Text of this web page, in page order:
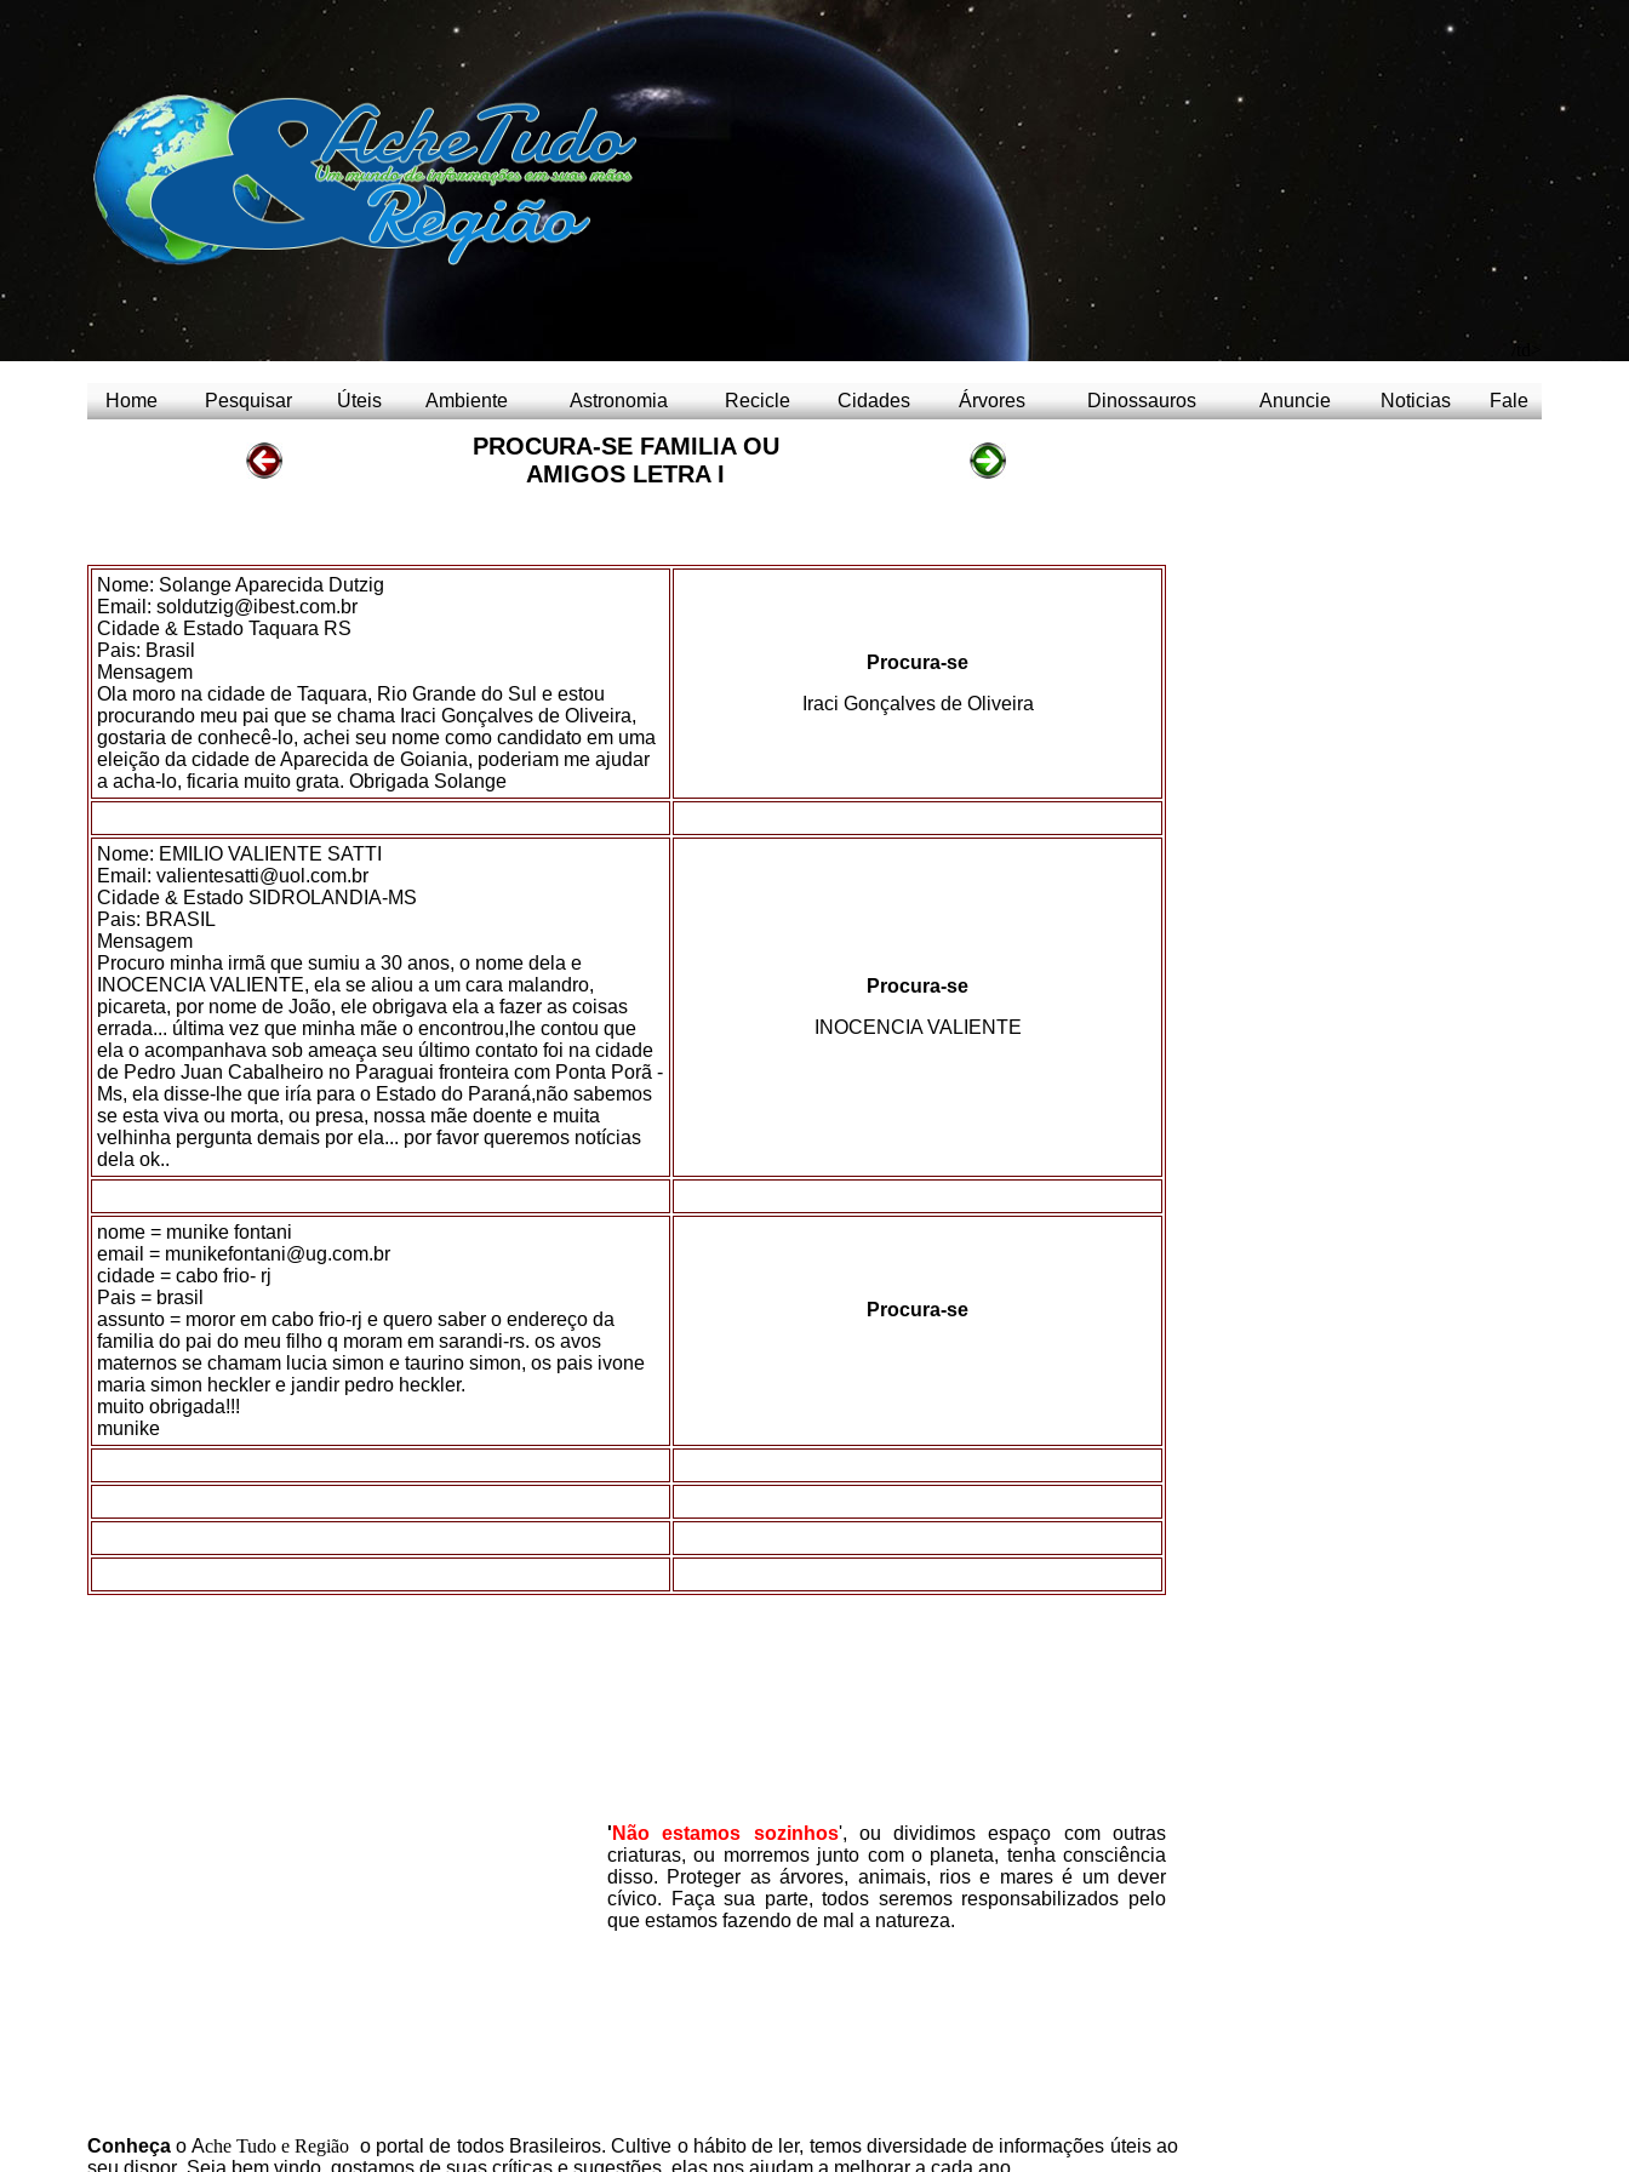
/td>
Home
Pesquisar Úteis Ambiente Astronomia Recicle Cidades Árvores Dinossauros Anuncie Noticias Fale
PROCURA-SE FAMILIA OU
AMIGOS LETRA I
Nome: Solange Aparecida Dutzig
Email: soldutzig@ibest.com.br
Cidade & Estado Taquara RS
Pais: Brasil
Mensagem
Ola moro na cidade de Taquara, Rio Grande do Sul e estou
procurando meu pai que se chama Iraci Gonçalves de Oliveira,
gostaria de conhecê-lo, achei seu nome como candidato em uma
eleição da cidade de Aparecida de Goiania, poderiam me ajudar
a acha-lo, ficaria muito grata. Obrigada Solange
Procura-se
Iraci Gonçalves de Oliveira
Nome: EMILIO VALIENTE SATTI
Email: valientesatti@uol.com.br
Cidade & Estado SIDROLANDIA-MS
Pais: BRASIL
Mensagem
Procuro minha irmã que sumiu a 30 anos, o nome dela e
INOCENCIA VALIENTE, ela se aliou a um cara malandro,
picareta, por nome de João, ele obrigava ela a fazer as coisas
errada... última vez que minha mãe o encontrou,lhe contou que
ela o acompanhava sob ameaça seu último contato foi na cidade
de Pedro Juan Cabalheiro no Paraguai fronteira com Ponta Porã -
Ms, ela disse-lhe que iría para o Estado do Paraná,não sabemos
se esta viva ou morta, ou presa, nossa mãe doente e muita
velhinha pergunta demais por ela... por favor queremos notícias
dela ok..
Procura-se
INOCENCIA VALIENTE
nome = munike fontani
email = munikefontani@ug.com.br
cidade = cabo frio- rj
Pais = brasil
assunto = moror em cabo frio-rj e quero saber o endereço da
familia do pai do meu filho q moram em sarandi-rs. os avos
maternos se chamam lucia simon e taurino simon, os pais ivone
maria simon heckler e jandir pedro heckler.
muito obrigada!!!
munike
Procura-se
' Não estamos sozinhos', ou dividimos espaço com outras
criaturas, ou morremos junto com o planeta, tenha consciência
disso. Proteger as árvores, animais, rios e mares é um dever
cívico. Faça sua parte, todos seremos responsabilizados pelo
que estamos fazendo de mal a natureza.
Conheça o Ache Tudo e Região o portalde todos Brasileiros. Cultive o hábito de ler, temos diversidade de informações úteisao
seu dispor Seja bem vindo , gostamos de suas críticas e sugestões, elas nos ajudam a melhorar a cada ano.